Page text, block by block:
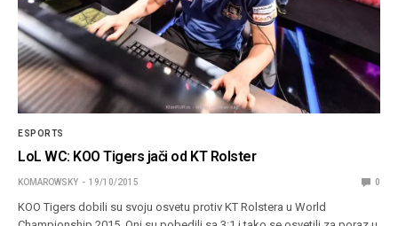
ESPORTS
LoL WC: KOO Tigers jači od KT Rolster
KOMAROWSKY 19/10/2015 0
KOO Tigers dobili su svoju osvetu protiv KT Rolstera u World